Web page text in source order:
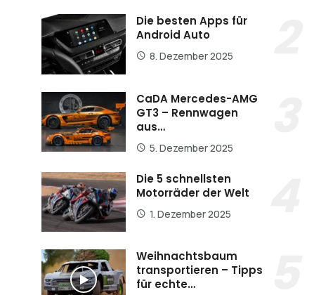
Die besten Apps für
Android Auto
8. Dezember 2025
CaDA Mercedes-AMG
GT3 – Rennwagen
aus…
5. Dezember 2025
Die 5 schnellsten
Motorräder der Welt
1. Dezember 2025
Weihnachtsbaum
transportieren – Tipps
für echte…